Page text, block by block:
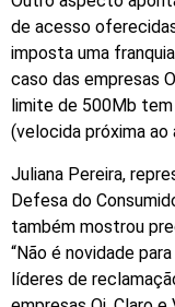
de acesso
imposta uma
caso das empresas
limite de 500Mb
(velocida próxima ao
Juliana Pereira,
Defesa do
também mostrou
“Não é novidade
líderes de